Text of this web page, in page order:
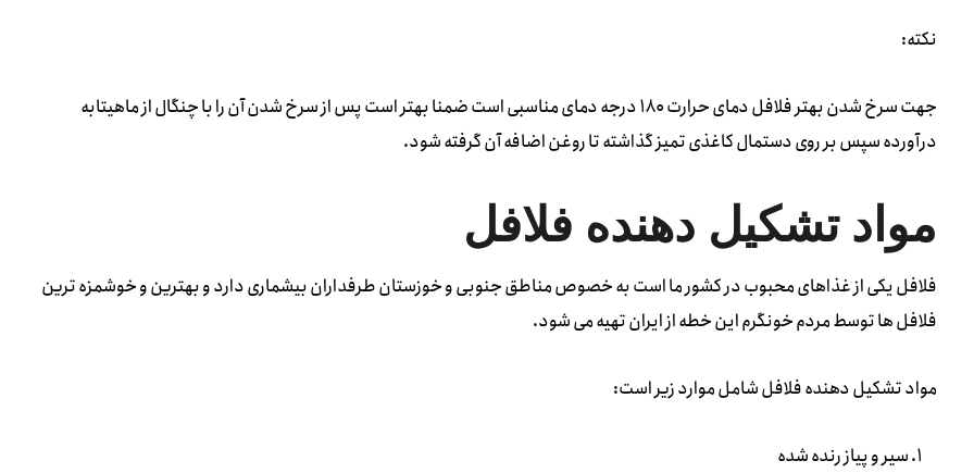
نکته:
جهت سرخ شدن بهتر فلافل دمای حرارت ۱۸۰ درجه دمای مناسبی است ضمنا بهتر است پس از سرخ شدن آن را با چنگال از ماهیتابه
درآورده سپس بر روی دستمال کاغذی تمیز گذاشته تا روغن اضافه آن گرفته شود.
مواد تشکیل دهنده فلافل
فلافل یکی از غذاهای محبوب در کشور ما است به خصوص مناطق جنوبی و خوزستان طرفداران بیشماری دارد و بهترین و خوشمزه ترین
فلافل ها توسط مردم خونگرم این خطه از ایران تهیه می شود.
مواد تشکیل دهنده فلافل شامل موارد زیر است:
سیر و پیاز رنده شده